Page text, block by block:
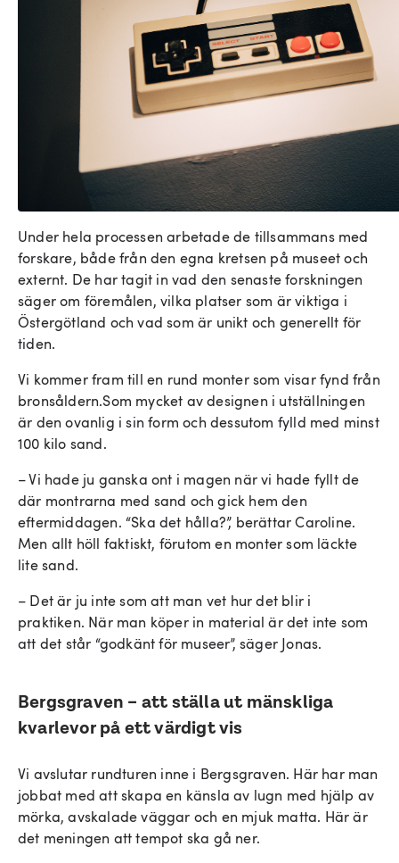
Under hela processen arbetade de tillsammans med
forskare, både från den egna kretsen på museet och
externt. De har tagit in vad den senaste forskningen
säger om föremålen, vilka platser som är viktiga i
Östergötland och vad som är unikt och generellt för
tiden.
Vi kommer fram till en rund monter som visar fynd från
bronsåldern.Som mycket av designen i utställningen
är den ovanlig i sin form och dessutom fylld med minst
100 kilo sand.
– Vi hade ju ganska ont i magen när vi hade fyllt de
där montrarna med sand och gick hem den
eftermiddagen. “Ska det hålla?”, berättar Caroline.
Men allt höll faktiskt, förutom en monter som läckte
lite sand.
– Det är ju inte som att man vet hur det blir i
praktiken. När man köper in material är det inte som
att det står “godkänt för museer”, säger Jonas.
Bergsgraven – att ställa ut mänskliga
kvarlevor på ett värdigt vis
Vi avslutar rundturen inne i Bergsgraven. Här har man
jobbat med att skapa en känsla av lugn med hjälp av
mörka, avskalade väggar och en mjuk matta. Här är
det meningen att tempot ska gå ner.